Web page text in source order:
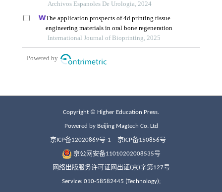
Copyright © Higher Education Press.
Powered by Beijing Magtech Co. Ltd
京ICP备12020869号-1 京ICP备150856号
京公网安备11010202008535号
网络出版服务许可证网出证(京)字第127号
Service: 010-58582445 (Technology);